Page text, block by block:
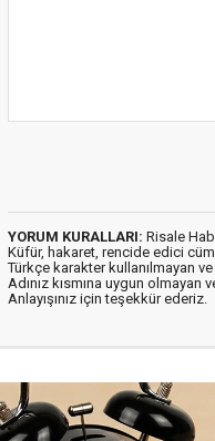
YORUM KURALLARI: Risale
Küfür, hakaret, rencide edici
Türkçe karakter kullanılmayan ve
Adınız kısmına uygun
Anlayışınız için teşekkür ederiz.